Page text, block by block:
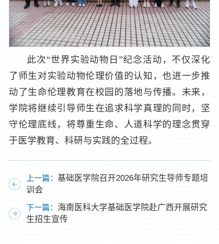
此次“世界实验动物日”纪念活动，不仅深化
了师生对实验动物伦理价值的认知，也进一步推
动了生命伦理教育在校园的落地与传播。未来，
学院将继续引导师生在追求科学真理的同时，坚
守伦理底线，将尊重生命、人道科学的理念贯穿
于医学教育、科研与实践的全过程。
上一篇： 基础医学院召开2026年研究生导师专题培
训会
下一篇： 海南医科大学基础医学院赴广西开展研究
生招生宣传